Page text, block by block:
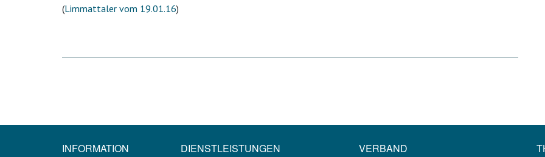
(Limmattaler vom 19.01.16)
INFORMATION
DIENSTLEISTUNGEN
VERBAND